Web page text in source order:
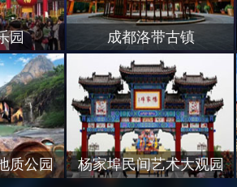
园 成都洛带古镇
质公园 杨家埠民间艺术大观园